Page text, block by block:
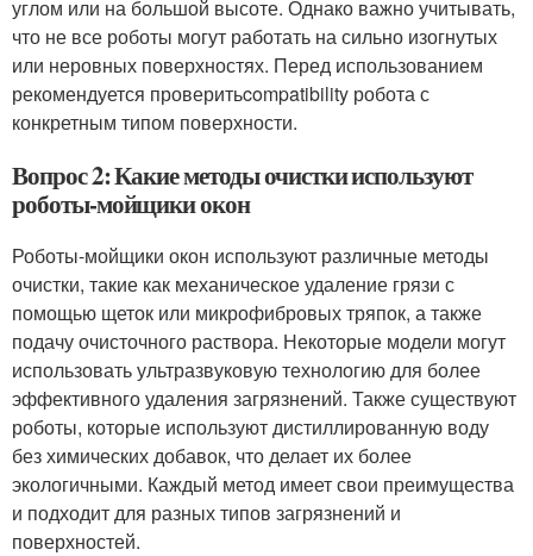
углом или на большой высоте. Однако важно учитывать,
что не все роботы могут работать на сильно изогнутых
или неровных поверхностях. Перед использованием
рекомендуется проверитьcompatibility робота с
конкретным типом поверхности.
Вопрос 2: Какие методы очистки используют
роботы-мойщики окон
Роботы-мойщики окон используют различные методы
очистки, такие как механическое удаление грязи с
помощью щеток или микрофибровых тряпок, а также
подачу очисточного раствора. Некоторые модели могут
использовать ультразвуковую технологию для более
эффективного удаления загрязнений. Также существуют
роботы, которые используют дистиллированную воду
без химических добавок, что делает их более
экологичными. Каждый метод имеет свои преимущества
и подходит для разных типов загрязнений и
поверхностей.